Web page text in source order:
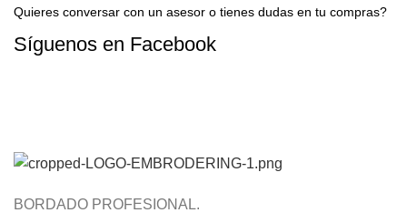
Quieres conversar con un asesor o tienes dudas en tu compras?
Síguenos en Facebook
BORDADO PROFESIONAL.